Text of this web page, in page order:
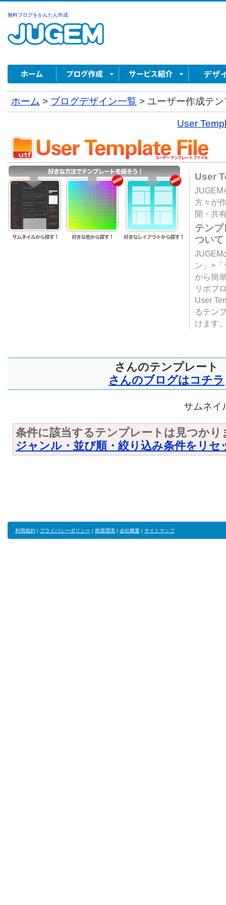
無料ブログをかんたん作成
ホーム > ブログデザイン一覧 > ユーザー作成テ
User
User
JUGEM
方々が
開・共
テン
ついて
JUGEM
ン」>
から簡
リポブ
User
るテン
けます
さんのテンプレート
さんのブログはコチラ
サムネイ
条件に該当するテンプレートは見つかり
ジャンル・並び順・絞り込み条件をリセ
利用規約 | プライバシーポリシー | 推奨環境 | 会社概要 | サイトマップ